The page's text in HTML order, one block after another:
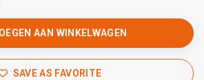
AAN WINKELWAGEN
SAVE AS FAVORITE